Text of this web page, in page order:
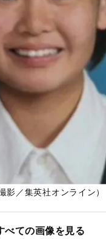
影／集英社オンライン）
べての画像を見る